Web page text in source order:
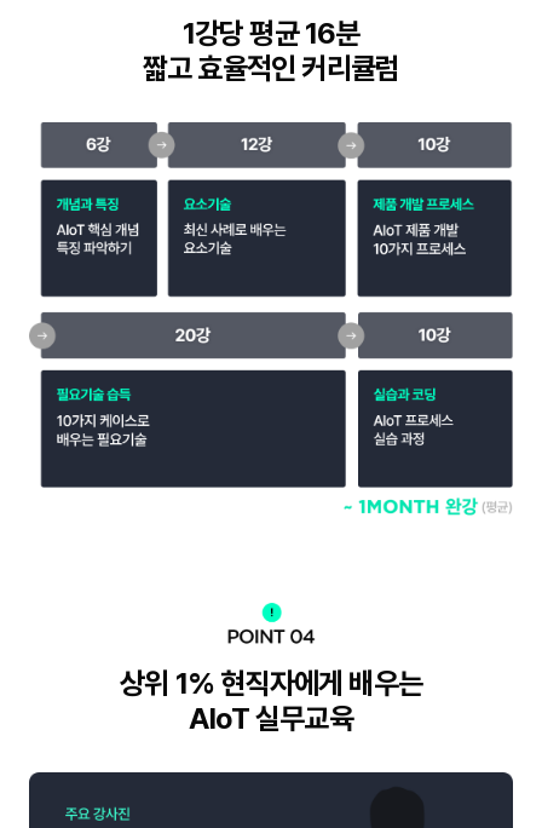
1강당 평균 16분
짧고 효율적인 커리큘럼
상위 1% 현직자에게 배우는
AIoT 실무교육